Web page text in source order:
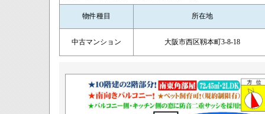
物件種目 所在地
中古マンション 大阪市西区靱本町3-8-18